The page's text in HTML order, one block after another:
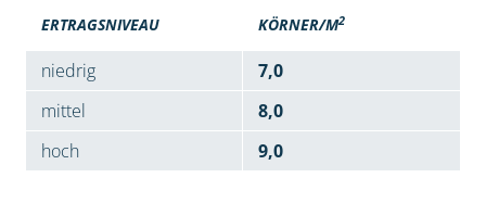
ERTRAGSNIVEAU KÖRNER/M2
niedrig
7,0
mittel
8,0
hoch
9,0